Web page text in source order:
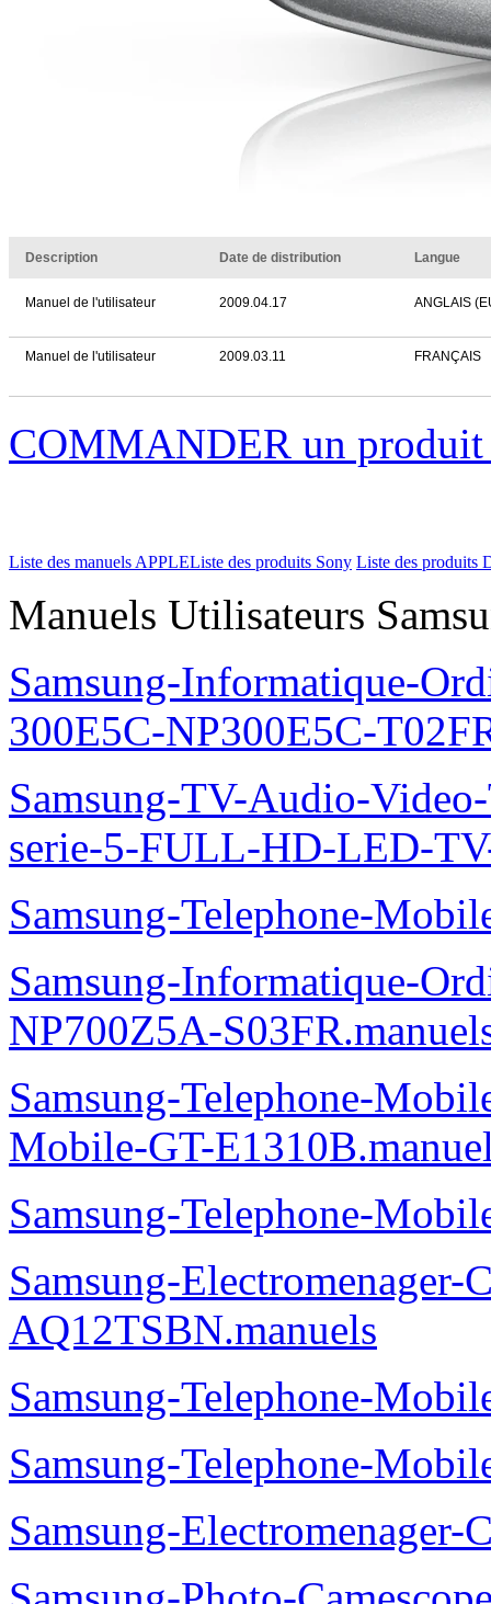
Description Date de distribution Langue
Manuel de l'utilisateur 2009.04.17 ANGLAIS
Manuel de l'utilisateur 2009.03.11 FRANÇAIS
COMMANDER un
Liste des manuels APPLEListe des produits Sony Liste des produits
Manuels Utilisateurs
Samsung-Informatique-
300E5C-NP300E5C-
Samsung-TV-Audio-
serie-5-FULL-HD-LED-
Samsung-Telephone-
Samsung-Informatique-
NP700Z5A-
Samsung-Telephone-
Mobile-GT-
Samsung-Telephone-
Samsung-Electromenager-
AQ12TSBN.manuels
Samsung-Telephone-
Samsung-Telephone-
Samsung-